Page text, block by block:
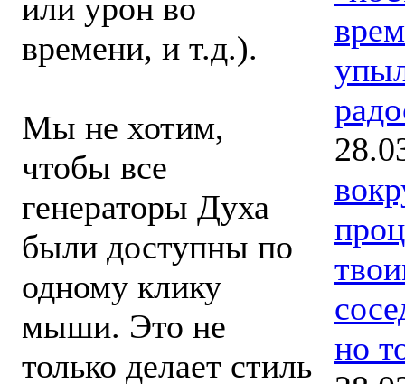
или урон во
времени, и т.д.).
Мы не хотим,
чтобы все
генераторы Духа
были доступны по
одному клику
мыши. Это не
только делает стиль но